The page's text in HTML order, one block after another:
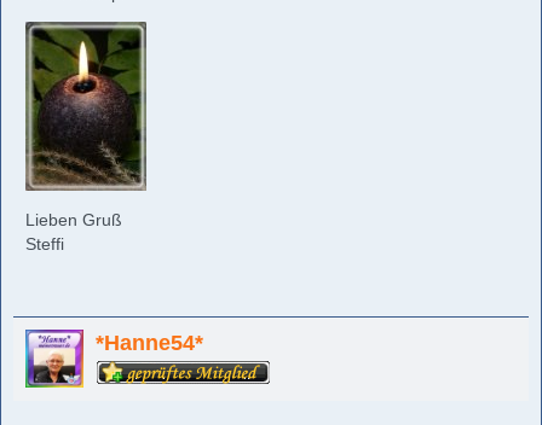
Lieben Gruß
Steffi
*Hanne54*